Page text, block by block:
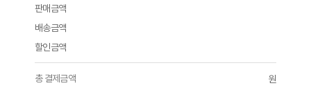
판매금액
배송금액
할인금액
총 결제금액 원